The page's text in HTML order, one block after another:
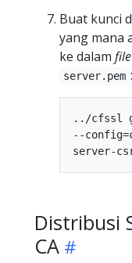
Buat kunci
yang mana
ke dalam file
server.pem :
../cfssl
--
Distribusi
CA